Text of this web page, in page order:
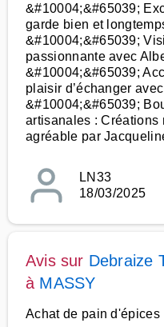
&#10004;&#65039;
garde bien et
&#10004;&#65039;
passionnante avec
&#10004;&#65039;
plaisir d’échanger
&#10004;&#65039;
artisanales : Créations
agréable par
LN33
18/03/2025
Avis sur Debraize
à MASSY
Achat de pain d'épices